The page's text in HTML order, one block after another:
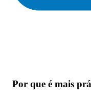
Por que é mais